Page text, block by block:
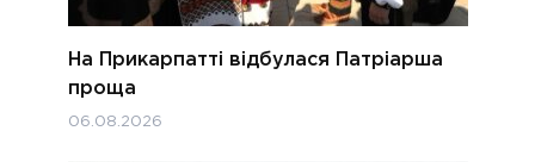
На Прикарпатті відбулася Патріарша
проща
06.08.2026